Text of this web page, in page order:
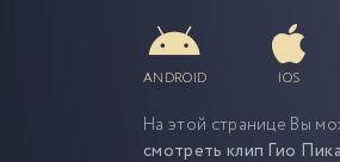
ANDROID IOS
На этой странице Вы
смотреть клип Гио